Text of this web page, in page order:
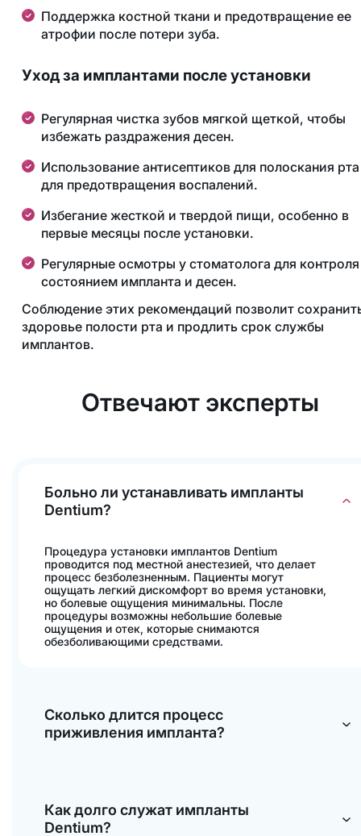
Поддержка костной ткани и предотвращение ее
атрофии после потери зуба.
Уход за имплантами после установки
Регулярная чистка зубов мягкой щеткой, чтобы
избежать раздражения десен.
Использование антисептиков для полоскания рта
для предотвращения воспалений.
Избегание жесткой и твердой пищи, особенно в
первые месяцы после установки.
Регулярные осмотры у стоматолога для контроля
состоянием импланта и десен.
Соблюдение этих рекомендаций позволит
здоровье полости рта и продлить срок службы
имплантов.
Отвечают эксперты
Больно ли устанавливать импланты
Dentium?
Процедура установки имплантов Dentium
проводится под местной анестезией, что делает
процесс безболезненным. Пациенты могут
ощущать легкий дискомфорт во время установки,
но болевые ощущения минимальны. После
процедуры возможны небольшие болевые
ощущения и отек, которые снимаются
обезболивающими средствами.
Сколько длится процесс
приживления импланта?
особенностей пациента, состояния костной ткани и
соблюдения рекомендаций врача. В этот период
Как долго служат импланты
Dentium?